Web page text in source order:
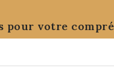
pour votre